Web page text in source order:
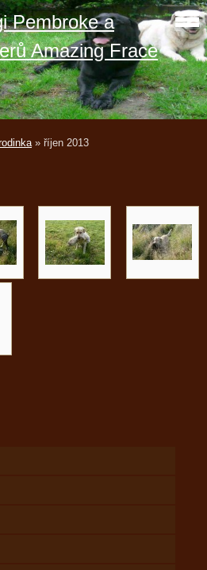
Pembroke a
Amazing Frace
» říjen 2013